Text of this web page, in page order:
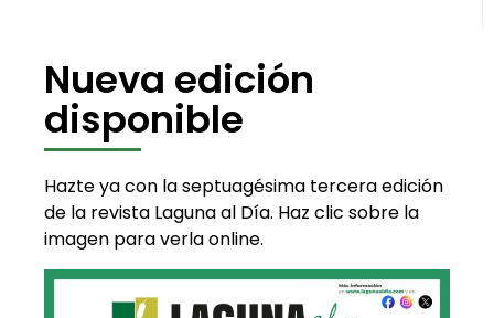
Nueva edición
disponible
Hazte ya con la septuagésima tercera edición
de la revista Laguna al Día. Haz clic sobre la
imagen para verla online.